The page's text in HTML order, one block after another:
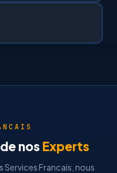
nos Experts
Services Francais, nous